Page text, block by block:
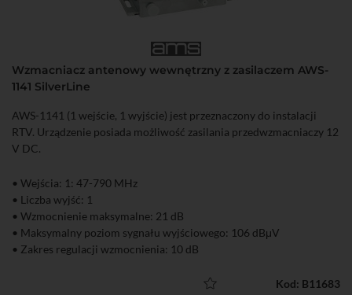
Wzmacniacz antenowy wewnętrzny z zasilaczem AWS-
1141 SilverLine
AWS-1141 (1 wejście, 1 wyjście) jest przeznaczony do instalacji
RTV. Urządzenie posiada możliwość zasilania przedwzmacniaczy 12
V DC.
• Wejścia: 1: 47-790 MHz
• Liczba wyjść: 1
• Wzmocnienie maksymalne: 21 dB
• Maksymalny poziom sygnału wyjściowego: 106 dBμV
• Zakres regulacji wzmocnienia: 10 dB
Kod: B11683